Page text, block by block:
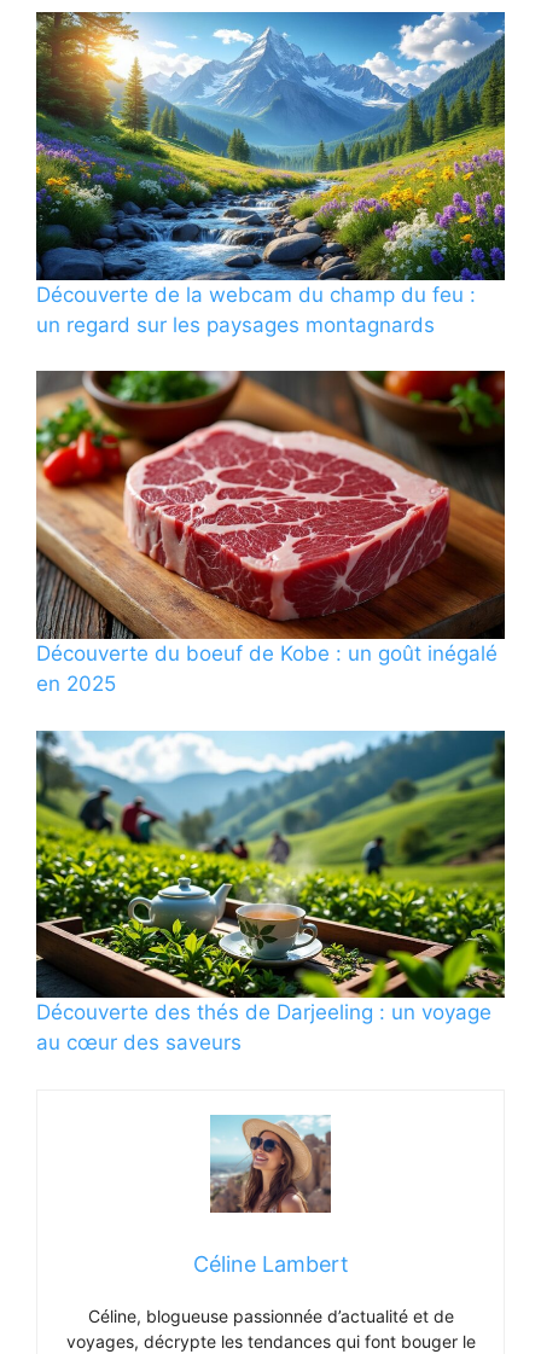
Découverte de la webcam du champ du feu :
un regard sur les paysages montagnards
Découverte du boeuf de Kobe : un goût inégalé
en 2025
Découverte des thés de Darjeeling : un voyage
au cœur des saveurs
Céline Lambert
Céline, blogueuse passionnée d’actualité et de
voyages, décrypte les tendances qui font bouger le